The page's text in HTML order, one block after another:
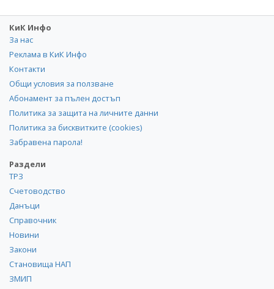
КиК Инфо
За нас
Реклама в КиК Инфо
Контакти
Общи условия за ползване
Абонамент за пълен достъп
Политика за защита на личните данни
Политика за бисквитките (cookies)
Забравена парола!
Раздели
ТРЗ
Счетоводство
Данъци
Справочник
Новини
Закони
Становища НАП
ЗМИП